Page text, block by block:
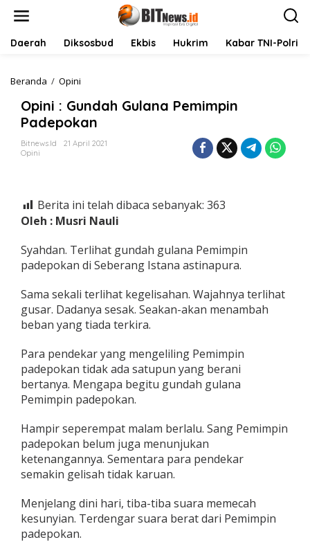
Daerah Diksosbud Ekbis Hukrim Kabar TNI-Polri
Beranda / Opini
i
n
i
:
a
h
l
a
a
P
e
m
m
p
i
n
P
d
e
p
o
k
n
Opini : Gundah Gulana Pemimpin
Padepokan
Bitnews.id
21 April 2021
Opini
Berita ini telah dibaca sebanyak: 363
Oleh : Musri Nauli
Syahdan. Terlihat gundah gulana Pemimpin
padepokan di Seberang Istana astinapura.
Sama sekali terlihat kegelisahan. Wajahnya terlihat
gusar. Dadanya sesak. Seakan-akan menambah
beban yang tiada terkira.
Para pendekar yang mengeliling Pemimpin
padepokan tidak ada satupun yang berani
bertanya. Mengapa begitu gundah gulana
Pemimpin padepokan.
Hampir seperempat malam berlalu. Sang Pemimpin
padepokan belum juga menunjukan
ketenangannya. Sementara para pendekar
semakin gelisah tidak karuan.
Menjelang dini hari, tiba-tiba suara memecah
kesunyian. Terdengar suara berat dari Pemimpin
padepokan.